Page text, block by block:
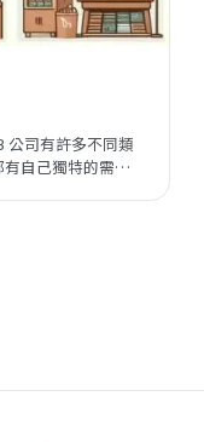
公司有許多不同類
自己獨特的需求